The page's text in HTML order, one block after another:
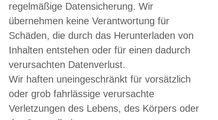
regelmäßige Datensicherung. Wir
übernehmen keine Verantwortung für
Schäden, die durch das Herunterladen von
Inhalten entstehen oder für einen dadurch
verursachten Datenverlust.
Wir haften uneingeschränkt für vorsätzlich
oder grob fahrlässige verursachte
Verletzungen des Lebens, des Körpers oder